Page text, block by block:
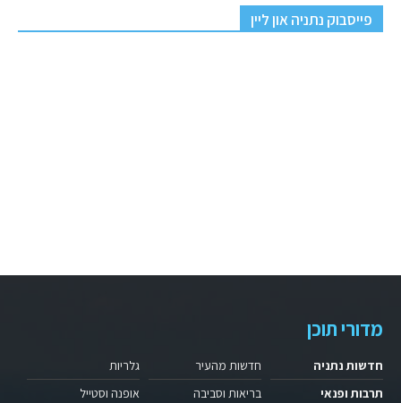
פייסבוק נתניה און ליין
מדורי תוכן
חדשות נתניה
תרבות ופנאי
חדשות מהעיר
בריאות וסביבה
גלריות
אופנה וסטייל